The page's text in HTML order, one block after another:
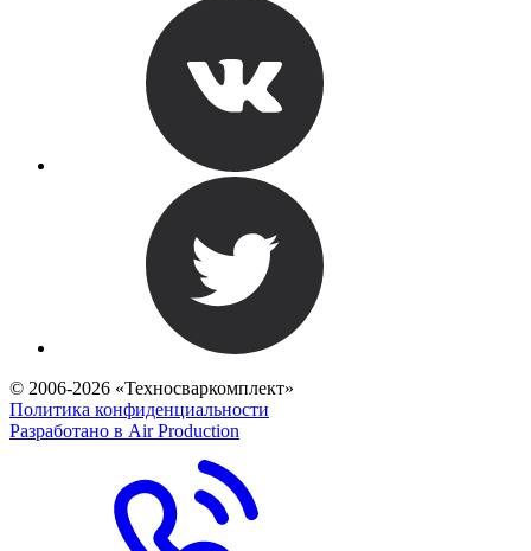
© 2006-2026 «Техносваркомплект»
Политика конфиденциальности
Разработано в Air Production